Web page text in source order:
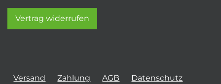
Vertrag widerrufen
Versand Zahlung AGB Datenschutz